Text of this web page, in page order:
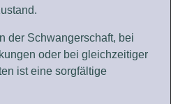
der Schwangerschaft, bei
oder bei gleichzeitiger
ist eine sorgfältige